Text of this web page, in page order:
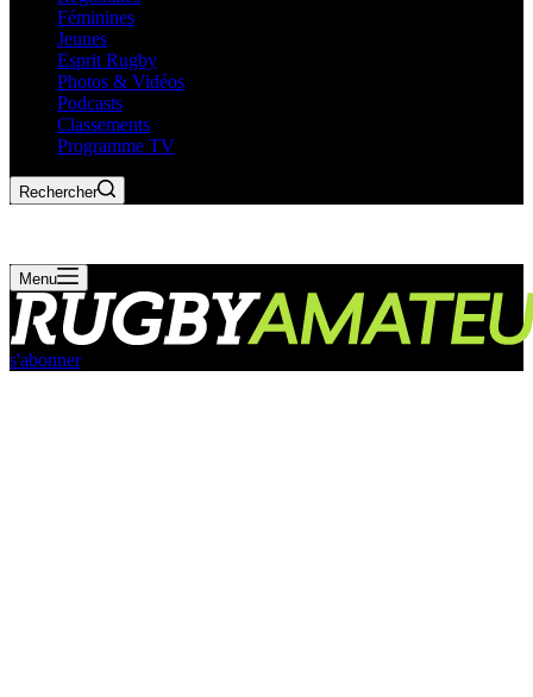
Féminines
Jeunes
Esprit Rugby
Photos & Vidéos
Podcasts
Classements
Programme TV
Rechercher
Menu
s'abonner